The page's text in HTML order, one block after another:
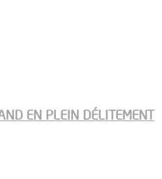
EN PLEIN DÉLITEMENT